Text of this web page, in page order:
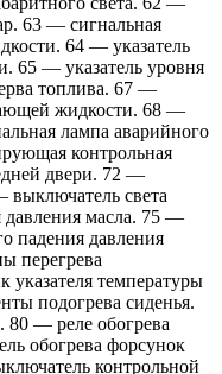
63 — сигнальная
64 — указатель
65 — указатель уровня
топлива. 67 —
жидкости. 68 —
лампа аварийного
контрольная
двери. 72 —
выключатель света
давления масла. 75 —
падения давления
перегрева
температуры
подогрева сиденья.
80 — реле обогрева
обогрева форсунок
контрольной